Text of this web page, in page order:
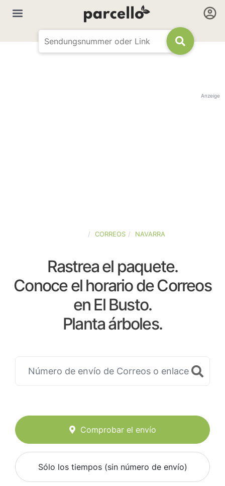
Anzeige
CORREOS NAVARRA
Rastrea el paquete.
Conoce el horario de Correos
en El Busto.
Planta árboles.
Comprobar el envío
Sólo los tiempos (sin número de envío)